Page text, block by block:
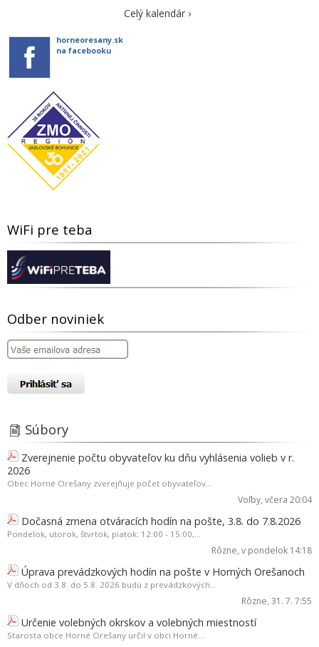
Celý kalendár ›
horneoresany.sk
na facebooku
WiFi pre teba
Odber noviniek
Súbory
Zverejnenie počtu obyvateľov ku dňu vyhlásenia volieb v r.
2026
Obec Horné Orešany zverejňuje počet obyvateľov...
Voľby, včera 20:04
Dočasná zmena otváracích hodín na pošte, 3.8. do 7.8.2026
Pondelok, utorok, štvrtok, piatok: 12:00 - 15:00,...
Rôzne, v pondelok 14:18
Úprava prevádzkových hodín na pošte v Horných Orešanoch
V dňoch od 3.8. do 5.8. 2026 budú z prevádzkových...
Rôzne, 31. 7. 7:55
Určenie volebných okrskov a volebných miestností
Starosta obce Horné Orešany určil v obci Horné...